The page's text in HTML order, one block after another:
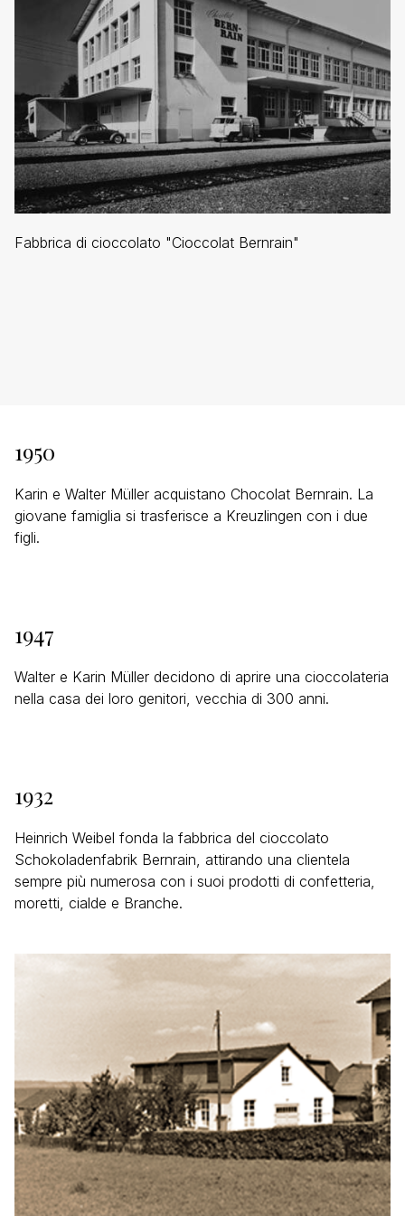
Fabbrica di cioccolato "Cioccolat Bernrain"
1950
Karin e Walter Müller acquistano Chocolat Bernrain. La
giovane famiglia si trasferisce a Kreuzlingen con i due
figli.
1947
Walter e Karin Müller decidono di aprire una cioccolateria
nella casa dei loro genitori, vecchia di 300 anni.
1932
Heinrich Weibel fonda la fabbrica del cioccolato
Schokoladenfabrik Bernrain, attirando una clientela
sempre più numerosa con i suoi prodotti di confetteria,
moretti, cialde e Branche.